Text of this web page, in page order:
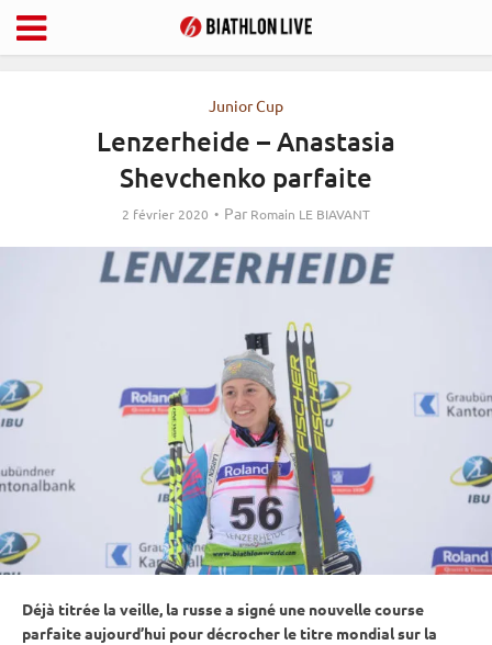
Junior Cup
Lenzerheide – Anastasia
Shevchenko parfaite
2 février 2020 Par Romain LE BIAVANT
Déjà titrée la veille, la russe a signé une nouvelle course
parfaite aujourd’hui pour décrocher le titre mondial sur la